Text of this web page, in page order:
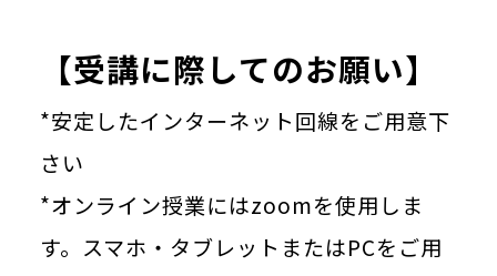
【受講に際してのお願い】
*安定したインターネット回線をご用意下
さい
*オンライン授業にはzoomを使用しま
す。スマホ・タブレットまたはPCをご用